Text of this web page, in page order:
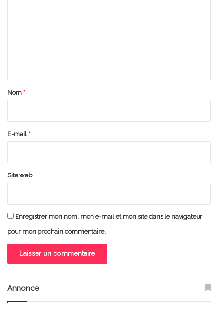
a
e
Nom *
E-mail *
Site web
Enregistrer mon nom, mon e-mail et mon site dans le navigateur
pour mon prochain commentaire.
Annonce